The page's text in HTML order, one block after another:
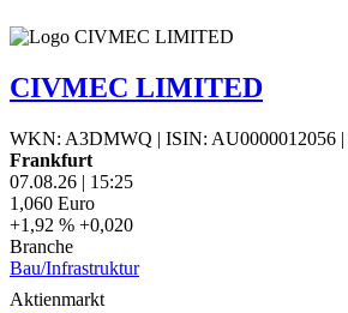
CIVMEC LIMITED
WKN: A3DMWQ | ISIN: AU0000012056 |
Frankfurt
07.08.26 | 15:25
1,060 Euro
+1,92 % +0,020
Branche
Bau/Infrastruktur
Aktienmarkt